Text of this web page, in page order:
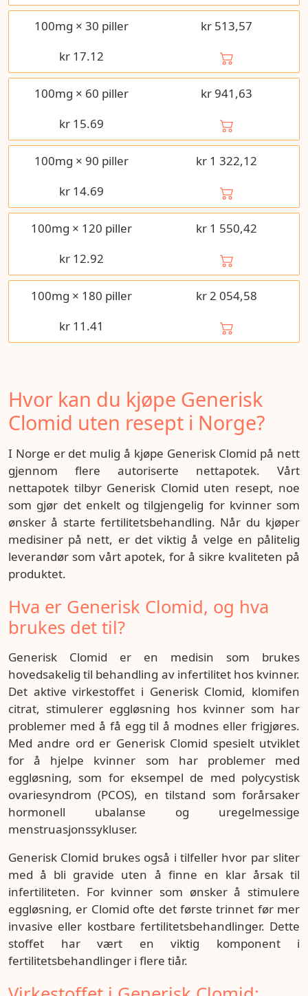
100mg × 30 piller
kr 513,57
kr 17.12
100mg × 60 piller
kr 941,63
kr 15.69
100mg × 90 piller
kr 1 322,12
kr 14.69
100mg × 120 piller
kr 1 550,42
kr 12.92
100mg × 180 piller
kr 2 054,58
kr 11.41
Hvor kan du kjøpe Generisk
Clomid uten resept i Norge?
I Norge er det mulig å kjøpe Generisk Clomid på nett
gjennom flere autoriserte nettapotek. Vårt
nettapotek tilbyr Generisk Clomid uten resept, noe
som gjør det enkelt og tilgjengelig for kvinner som
ønsker å starte fertilitetsbehandling. Når du kjøper
medisiner på nett, er det viktig å velge en pålitelig
leverandør som vårt apotek, for å sikre kvaliteten på
produktet.
Hva er Generisk Clomid, og hva
brukes det til?
Generisk Clomid er en medisin som brukes
hovedsakelig til behandling av infertilitet hos kvinner.
Det aktive virkestoffet i Generisk Clomid, klomifen
citrat, stimulerer eggløsning hos kvinner som har
problemer med å få egg til å modnes eller frigjøres.
Med andre ord er Generisk Clomid spesielt utviklet
for å hjelpe kvinner som har problemer med
eggløsning, som for eksempel de med polycystisk
ovariesyndrom (PCOS), en tilstand som forårsaker
hormonell ubalanse og uregelmessige
menstruasjonssykluser.
Generisk Clomid brukes også i tilfeller hvor par sliter
med å bli gravide uten å finne en klar årsak til
infertiliteten. For kvinner som ønsker å stimulere
eggløsning, er Clomid ofte det første trinnet før mer
invasive eller kostbare fertilitetsbehandlinger. Dette
stoffet har vært en viktig komponent i
fertilitetsbehandlinger i flere tiår.